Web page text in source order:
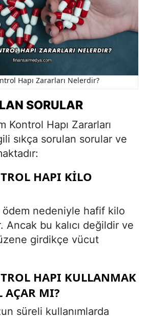
Hapı Zararları Nelerdir?
SORULAR
Kontrol Hapı Zararları
sıkça sorulan sorular ve
HAPI KILO
ödem nedeniyle hafif kilo
Ancak bu kalıcı değildir ve
girdikçe vücut
HAPI KULLANMAK
AÇAR MI?
süreli kullanımlarda